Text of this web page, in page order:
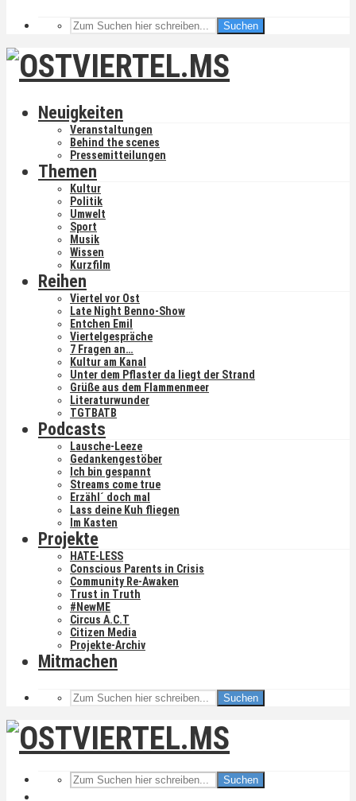
Suchen
Neuigkeiten
Veranstaltungen
Behind the scenes
Pressemitteilungen
Themen
Kultur
Politik
Umwelt
Sport
Musik
Wissen
Kurzfilm
Reihen
Viertel vor Ost
Late Night Benno-Show
Entchen Emil
Viertelgespräche
7 Fragen an…
Kultur am Kanal
Unter dem Pflaster da liegt der Strand
Grüße aus dem Flammenmeer
Literaturwunder
TGTBATB
Podcasts
Lausche-Leeze
Gedankengestöber
Ich bin gespannt
Streams come true
Erzähl´ doch mal
Lass deine Kuh fliegen
Im Kasten
Projekte
HATE-LESS
Conscious Parents in Crisis
Community Re-Awaken
Trust in Truth
#NewME
Circus A.C.T
Citizen Media
Projekte-Archiv
Mitmachen
Suchen
Suchen